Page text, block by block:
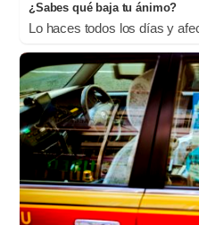
¿Sabes qué baja tu ánimo?
Lo haces todos los días y